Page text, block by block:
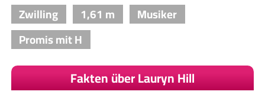
Zwilling
1,61 m
Musiker
Promis mit H
Fakten über Lauryn Hill